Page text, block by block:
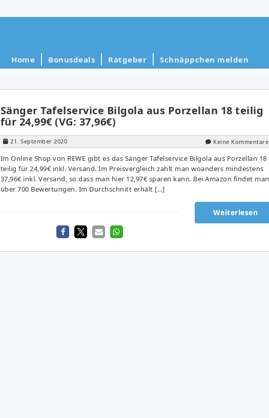
Home Bonusdeals Ratgeber Schnäppchen melden
Sänger Tafelservice Bilgola aus Porzellan 18 teilig
für 24,99€ (VG: 37,96€)
21. September 2020 Keine Kommentare
Im Online Shop von REWE gibt es das Sänger Tafelservice Bilgola aus Porzellan 18
teilig für 24,99€ inkl. Versand. Im Preisvergleich zahlt man woanders mindestens
37,96€ inkl. Versand, so dass man hier 12,97€ sparen kann. Bei Amazon findet man
über 700 Bewertungen. Im Durchschnitt erhält […]
Weiterlesen